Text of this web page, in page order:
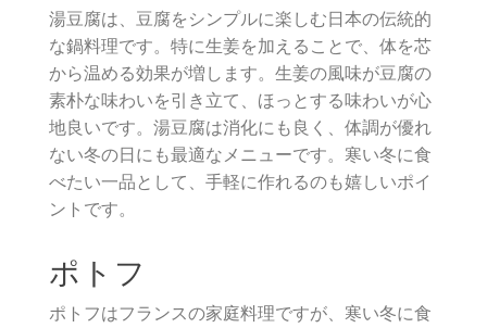
湯豆腐は、豆腐をシンプルに楽しむ日本の伝統的
な鍋料理です。特に生姜を加えることで、体を芯
から温める効果が増します。生姜の風味が豆腐の
素朴な味わいを引き立て、ほっとする味わいが心
地良いです。湯豆腐は消化にも良く、体調が優れ
ない冬の日にも最適なメニューです。寒い冬に食
べたい一品として、手軽に作れるのも嬉しいポイ
ントです。
ポトフ
ポトフはフランスの家庭料理ですが、寒い冬に食